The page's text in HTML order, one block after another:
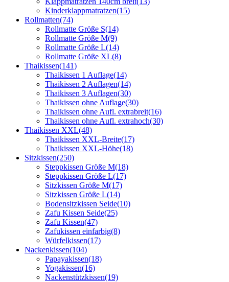
Kinderklappmatratzen(15)
Rollmatten(74)
Rollmatte Größe S(14)
Rollmatte Größe M(9)
Rollmatte Größe L(14)
Rollmatte Größe XL(8)
Thaikissen(141)
Thaikissen 1 Auflage(14)
Thaikissen 2 Auflagen(14)
Thaikissen 3 Auflagen(30)
Thaikissen ohne Auflage(30)
Thaikissen ohne Aufl. extrabreit(16)
Thaikissen ohne Aufl. extrahoch(30)
Thaikissen XXL(48)
Thaikissen XXL-Breite(17)
Thaikissen XXL-Höhe(18)
Sitzkissen(250)
Steppkissen Größe M(18)
Steppkissen Größe L(17)
Sitzkissen Größe M(17)
Sitzkissen Größe L(14)
Bodensitzkissen Seide(10)
Zafu Kissen Seide(25)
Zafu Kissen(47)
Zafukissen einfarbig(8)
Würfelkissen(17)
Nackenkissen(104)
Papayakissen(18)
Yogakissen(16)
Nackenstützkissen(19)